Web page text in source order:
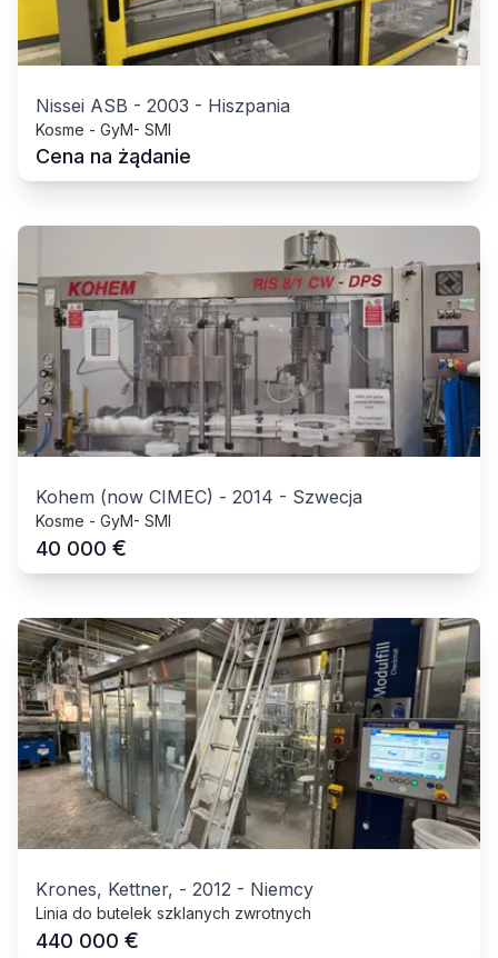
Nissei ASB - 2003 - Hiszpania
Kosme - GyM- SMI
Cena na żądanie
Kohem (now CIMEC) - 2014 - Szwecja
Kosme - GyM- SMI
40 000 €
Krones, Kettner, - 2012 - Niemcy
Linia do butelek szklanych zwrotnych
440 000 €